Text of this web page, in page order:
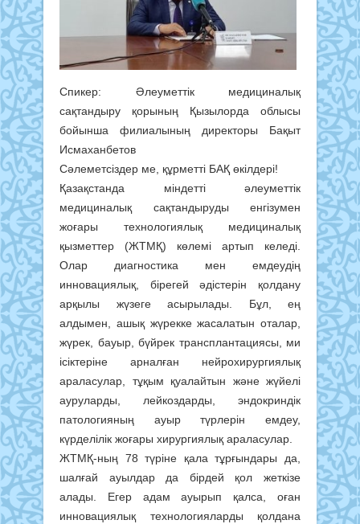
Спикер: Әлеуметтік медициналық
сақтандыру қорының Қызылорда облысы
бойынша филиалының директоры Бақыт
Исмаханбетов
Сәлеметсіздер ме, құрметті БАҚ өкілдері!
Қазақстанда міндетті әлеуметтік
медициналық сақтандыруды енгізумен
жоғары технологиялық медициналық
қызметтер (ЖТМҚ) көлемі артып келеді.
Олар диагностика мен емдеудің
инновациялық, бірегей әдістерін қолдану
арқылы жүзеге асырылады. Бұл, ең
алдымен, ашық жүрекке жасалатын оталар,
жүрек, бауыр, бүйрек трансплантациясы, ми
ісіктеріне арналған нейрохирургиялық
араласулар, тұқым қуалайтын және жүйелі
ауруларды, лейкоздарды, эндокриндік
патологияның ауыр түрлерін емдеу,
күрделілік жоғары хирургиялық араласулар.
ЖТМҚ-ның 78 түріне қала тұрғындары да,
шалғай ауылдар да бірдей қол жеткізе
алады. Егер адам ауырып қалса, оған
инновациялық технологияларды қолдана